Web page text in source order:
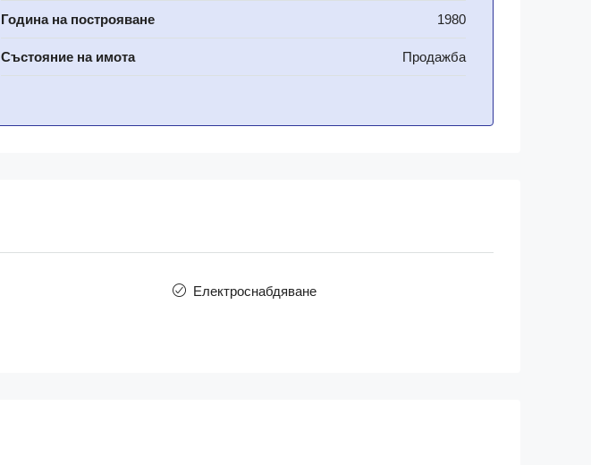
Година на построяване 1980
Състояние на имота Продажба
Електроснабдяване